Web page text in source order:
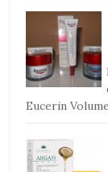
Eucerin